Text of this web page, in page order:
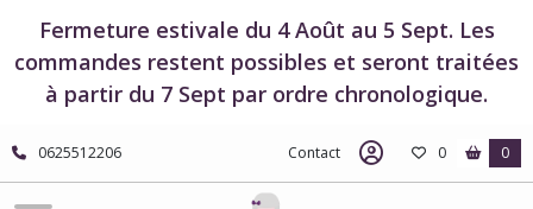
Fermeture estivale du 4 Août au 5 Sept. Les
commandes restent possibles et seront traitées
à partir du 7 Sept par ordre chronologique.
0625512206 Contact 0 0